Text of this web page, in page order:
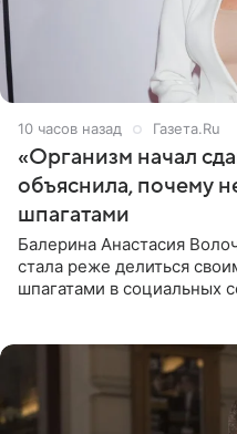
10 часов назад Газета.Ru
«Организм начал
объяснила, почему
шпагатами
Балерина Анастасия
стала реже делиться
шпагатами в социальных